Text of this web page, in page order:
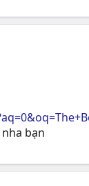
bạn